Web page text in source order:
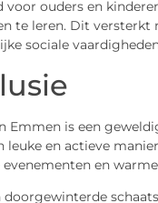
voor ouders en
te leren. Dit versterkt
sociale
Emmen is een
leuke en actieve
en
doorgewinterde